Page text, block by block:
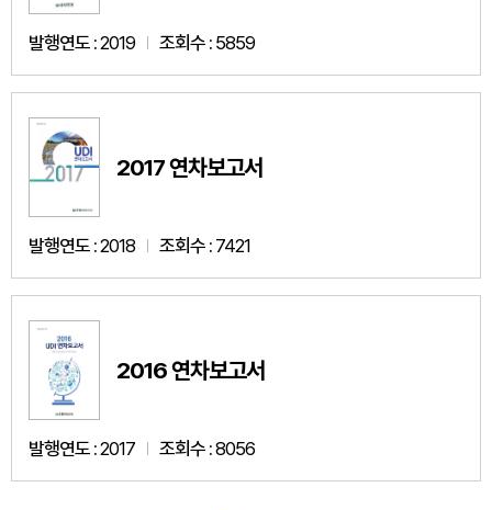
발행연도 :2019 조회수 : 5859
2017 연차보고서
발행연도 :2018 조회수 : 7421
2016 연차보고서
발행연도 :2017 조회수 :8056